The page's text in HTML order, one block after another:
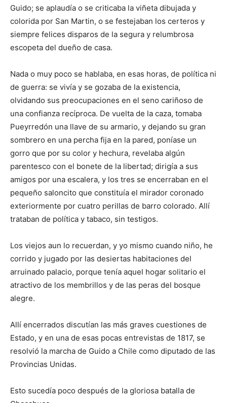
Guido; se aplaudía o se criticaba la viñeta dibujada y
colorida por San Martin, o se festejaban los certeros y
siempre felices disparos de la segura y relumbrosa
escopeta del dueño de casa.
Nada o muy poco se hablaba, en esas horas, de política ni
de guerra: se vivía y se gozaba de la existencia,
olvidando sus preocupaciones en el seno cariñoso de
una confianza recíproca. De vuelta de la caza, tomaba
Pueyrredón una llave de su armario, y dejando su gran
sombrero en una percha fija en la pared, poníase un
gorro que por su color y hechura, revelaba algún
parentesco con el bonete de la libertad; dirigía a sus
amigos por una escalera, y los tres se encerraban en el
pequeño saloncito que constituía el mirador coronado
exteriormente por cuatro perillas de barro colorado. Allí
trataban de política y tabaco, sin testigos.
Los viejos aun lo recuerdan, y yo mismo cuando niño, he
corrido y jugado por las desiertas habitaciones del
arruinado palacio, porque tenía aquel hogar solitario el
atractivo de los membrillos y de las peras del bosque
alegre.
Allí encerrados discutían las más graves cuestiones de
Estado, y en una de esas pocas entrevistas de 1817, se
resolvió la marcha de Guido a Chile como diputado de las
Provincias Unidas.
Esto sucedía poco después de la gloriosa batalla de